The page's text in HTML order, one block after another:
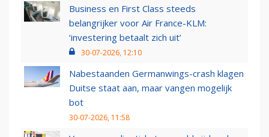
Business en First Class steeds
belangrijker voor Air France-KLM:
‘investering betaalt zich uit’
30-07-2026, 12:10
Nabestaanden Germanwings-crash klagen
Duitse staat aan, maar vangen mogelijk
bot
30-07-2026, 11:58